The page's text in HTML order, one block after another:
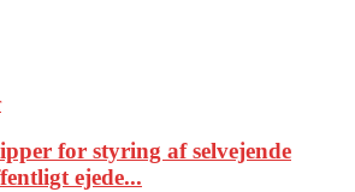
for styring af selvejende
ejede...